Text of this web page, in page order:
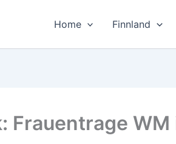
Home Finnland
Frauentrage WM